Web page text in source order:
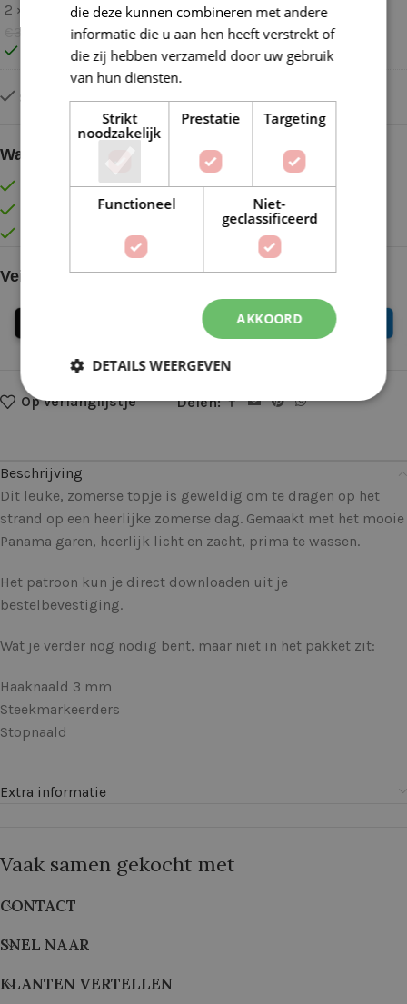
2 ×
Katia Panama 05 Donker Blauw
3,99 3,19
Op voorraad
Slechts 2 resterend op voorraad
Waarom kopen bij de Wolkast?
Lage verzendkosten vanaf € 4,99 binnen NL
Gratis verzonden vanaf €55,-
Vóór 16:30 besteld = Zelfde (werk)dag verzonden
Veilig online betalen
Op verlanglijstje Delen:
Beschrijving
Dit leuke, zomerse topje is geweldig om te dragen op het
strand op een heerlijke zomerse dag. Gemaakt met het mooie
Panama garen, heerlijk licht en zacht, prima te wassen.
Het patroon kun je direct downloaden uit je
bestelbevestiging.
Wat je verder nog nodig bent, maar niet in het pakket zit:
Haaknaald 3 mm
Steekmarkeerders
Stopnaald
Extra informatie
Vaak samen gekocht met
CONTACT
SNEL NAAR
KLANTEN VERTELLEN
die deze kunnen combineren met andere
informatie die u aan hen heeft verstrekt of
die zij hebben verzameld door uw gebruik
van hun diensten.
Strikt
noodzakelijk
Prestatie Targeting
Functioneel
Niet-
geclassificeerd
AKKOORD
DETAILS WEERGEVEN